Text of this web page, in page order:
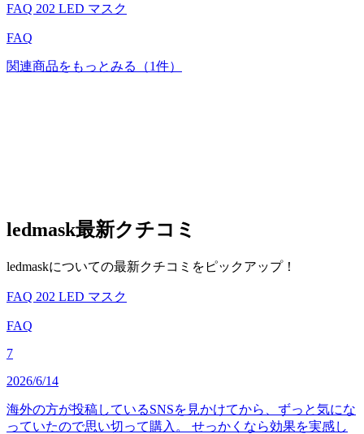
FAQ 202 LED マスク
FAQ
関連商品をもっとみる （1件）
ledmask最新クチコミ
ledmaskについての最新クチコミをピックアップ！
FAQ 202 LED マスク
FAQ
7
2026/6/14
海外の方が投稿しているSNSを見かけてから、ずっと気にな
っていたので思い切って購入。 せっかくなら効果を実感し